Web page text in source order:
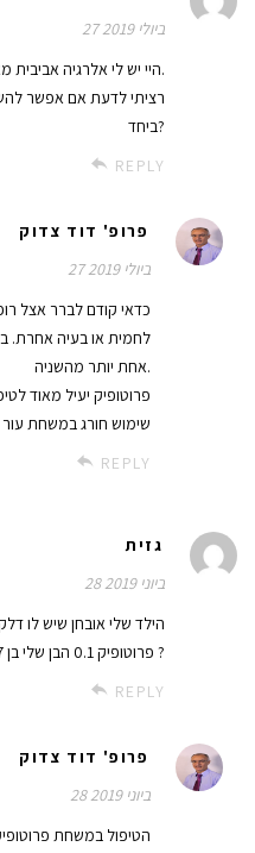
27 ביולי 2019
היי יש לי אלרגיה אביבית מאוד קשה בעין אחת בלבד.
רציתי לדעת אם אפשר
ביחד?
REPLY
פרופ' דוד צדוק
27 ביולי 2019
כדאי קודם לברר אצל
לחמית או בעיה אחרת.
אחת יותר מהשניה.
פרוטופיק יעיל מאוד
שימוש חורג במשחת
REPLY
גזית
28 ביוני 2019
פרוטופיק 0.1 הבן שלי בן 7 האם זה לא מסוכן ?
REPLY
פרופ' דוד צדוק
28 ביוני 2019
הטיפול במשחת פרוטופיק 0.1% הוא בטוח וברוב במקרים